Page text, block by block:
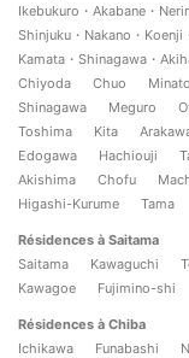
Ikebukuro・Akabane・
Shinjuku・Nakano・Koenji
Kamata・Shinagawa・
Chiyoda
Chuo Minato
Shinagawa
Meguro
Toshima
Kita
Edogawa
Hachiouji
Akishima
Chofu
Higashi-Kurume
Tama
Résidences à Saitama
Saitama
Kawaguchi
Kawagoe
Fujimino-shi
Résidences à Chiba
Ichikawa
Funabashi